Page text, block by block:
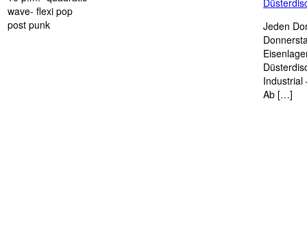
wave- flexi pop
post punk
Jeden
Industrial
Ab […]